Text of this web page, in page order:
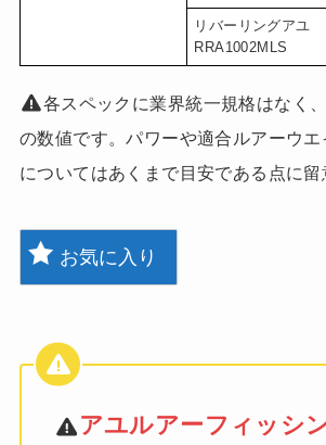
リバーリングアユ
RRA1002MLS
各スペックに業界統一規格はなく
の数値です。パワーや適合ルアーウ
についてはあくまで目安である点に留
お気に入り
アユルアーフィッシ